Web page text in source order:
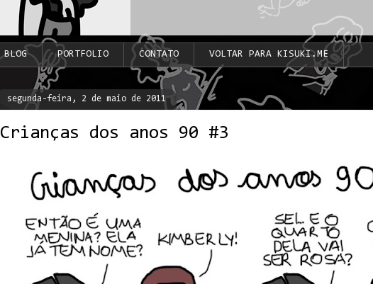
BLOG PORTFOLIO CONTATO VOLTAR PARA KISUKI.ME
segunda-feira, 2 de maio de 2011
Crianças dos anos 90 #3